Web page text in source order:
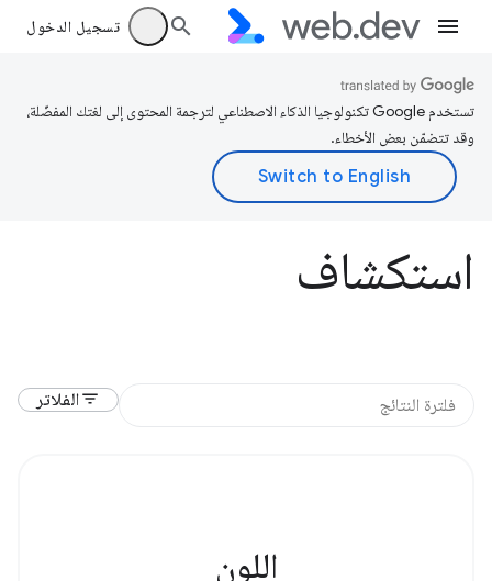
تسجيل الدخول
تستخدم Google تكنولوجيا الذكاء الاصطناعي لترجمة المحتوى إلى لغتك المفضّلة،
وقد تتضمّن بعض الأخطاء.
استكشاف
filter_listالفلاتر
اللون